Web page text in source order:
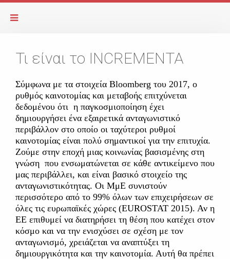
Τι είναι το INCREMENTA
Σύμφωνα με τα στοιχεία Bloomberg του 2017, ο
ρυθμός καινοτομίας και μεταβοής επιτχύνεται
δεδομένου ότι η παγκοσμιοποίηση έχει
δημιουργήσει ένα εξαιρετικά ανταγωνιστικό
περιβάλλον στο οποίο οι ταχύτεροι ρυθμοί
καινοτομίας είναι πολύ σημαντικοί για την επιτυχία.
Ζούμε στην εποχή μιας κοινωνίας βασισμένης στη
γνώση που ενσωματώνεται σε κάθε αντικείμενο που
μας περιβάλλει, και είναι βασικό στοιχείο της
ανταγωνιστικότητας. Οι ΜμΕ συνιστούν
περισσότερο από το 99% όλων των επιχειρήσεων σε
όλες τις ευρωπαϊκές χώρες (EUROSTAT 2015). Αν η
ΕΕ επιθυμεί να διατηρήσει τη θέση που κατέχει στον
κόσμο και να την ενισχύσει σε σχέση με τον
ανταγωνισμό, χρειάζεται να αναπτύξει τη
δημιουργικότητα και την καινοτομία. Αυτή θα πρέπει